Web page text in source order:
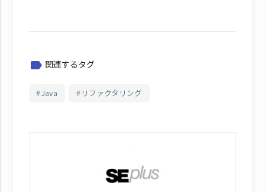
label 関連するタグ
Java リファクタリング